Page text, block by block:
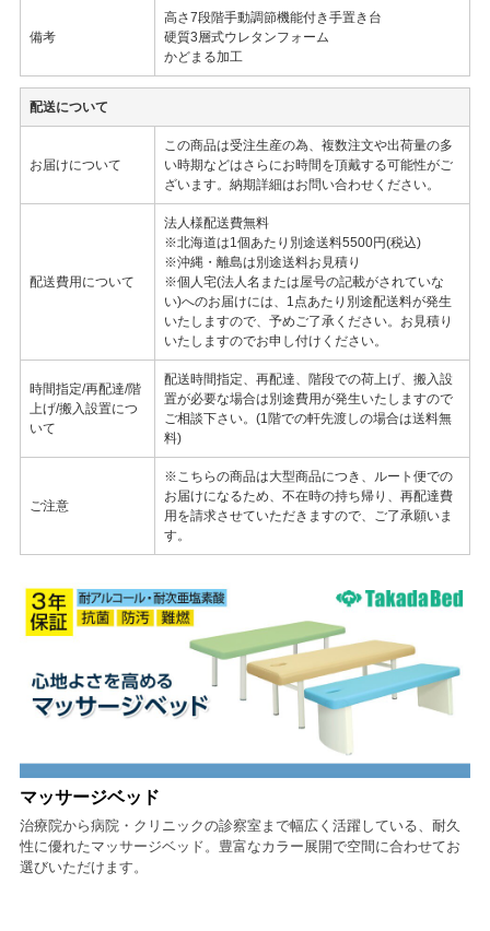
備考
高さ7段階手動調節機能付き手置き台
硬質3層式ウレタンフォーム
かどまる加工
配送について
お届けについて
この商品は受注生産の為、複数注文や出荷量の多
い時期などはさらにお時間を頂戴する可能性がご
ざいます。納期詳細はお問い合わせください。
配送費用について
法人様配送費無料
※北海道は1個あたり別途送料5500円(税込)
※沖縄・離島は別途送料お見積り
※個人宅(法人名または屋号の記載がされていな
い)へのお届けには、1点あたり別途配送料が発生
いたしますので、予めご了承ください。お見積り
いたしますのでお申し付けください。
時間指定/再配達/階
上げ/搬入設置につ
いて
配送時間指定、再配達、階段での荷上げ、搬入設
置が必要な場合は別途費用が発生いたしますので
ご相談下さい。(1階での軒先渡しの場合は送料無
料)
ご注意
※こちらの商品は大型商品につき、ルート便での
お届けになるため、不在時の持ち帰り、再配達費
用を請求させていただきますので、ご了承願いま
す。
マッサージベッド
治療院から病院・クリニックの診察室まで幅広く活躍している、耐久
性に優れたマッサージベッド。豊富なカラー展開で空間に合わせてお
選びいただけます。